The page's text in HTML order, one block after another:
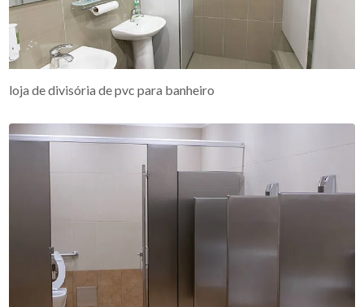
loja de divisória de pvc para banheiro